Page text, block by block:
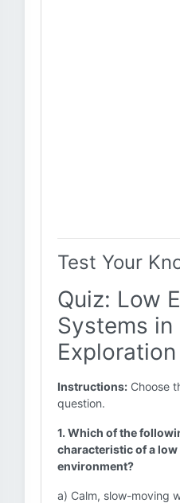
Test Your
Quiz: Low
Systems in
Exploration
Instructions: Choose
question.
1. Which of the
characteristic of a
environment?
a) Calm, slow-moving